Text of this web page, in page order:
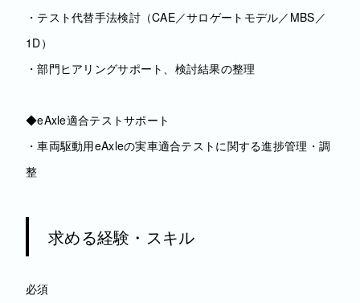
・テスト代替手法検討（CAE／サロゲートモデル／MBS／
1D）
・部門ヒアリングサポート、検討結果の整理
◆eAxle適合テストサポート
・車両駆動用eAxleの実車適合テストに関する進捗管理・調
整
求める経験・スキル
必須